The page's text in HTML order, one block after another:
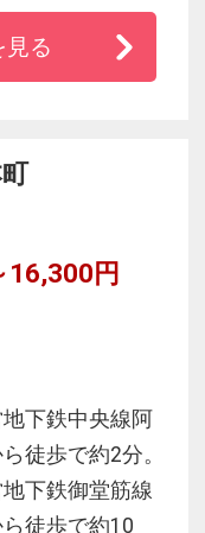
目エリアに位
、有線ＬＡ
見る
16,300円
下鉄中央線阿
徒歩で約2分。
下鉄御堂筋線
徒歩で約10